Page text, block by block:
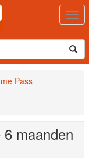
Pass
maanden -